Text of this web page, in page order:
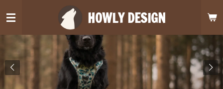
direct
naar
hoofdinhoud
HOWLY DESIGN